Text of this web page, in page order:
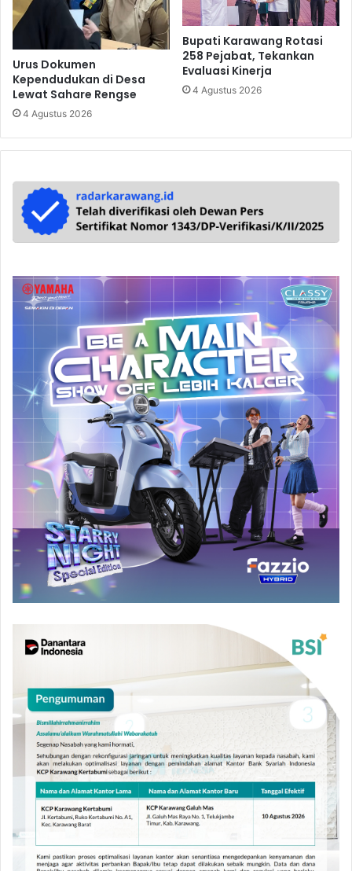
Urus Dokumen
Kependudukan di Desa
Lewat Sahare Rengse
4 Agustus 2026
Bupati Karawang Rotasi
258 Pejabat, Tekankan
Evaluasi Kinerja
4 Agustus 2026